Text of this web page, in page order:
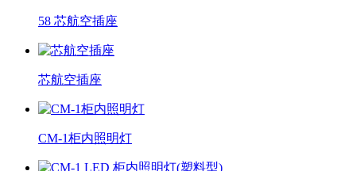
58 芯航空插座
芯航空插座
CM-1柜内照明灯